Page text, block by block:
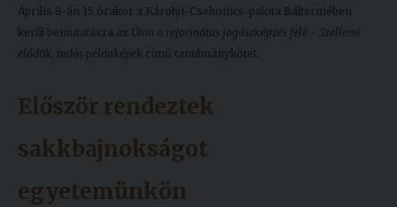
Április 8-án 15 órakor a Károlyi-Csekonics-palota Báltermében
kerül bemutatásra az Úton a református jogászképzés felé - Szellemi
elődök, tudós példaképek című tanulmánykötet.
Először rendeztek
sakkbajnokságot
egyetemünkön